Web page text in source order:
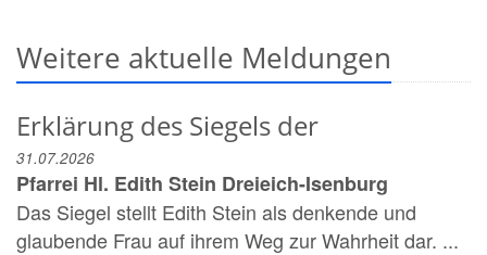
Weitere aktuelle Meldungen
Erklärung des Siegels der
31.07.2026
Pfarrei Hl. Edith Stein Dreieich-Isenburg
Das Siegel stellt Edith Stein als denkende und
glaubende Frau auf ihrem Weg zur Wahrheit dar. ...